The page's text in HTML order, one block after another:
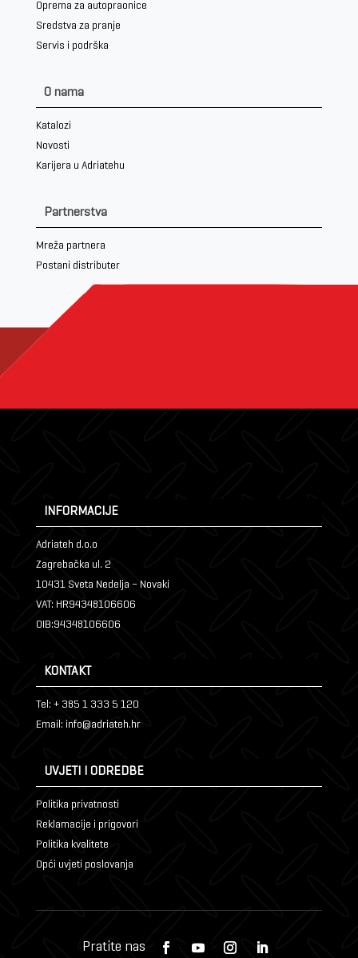
Oprema za autopraonice
Sredstva za pranje
Servis i podrška
O nama
Katalozi
Novosti
Karijera u Adriatehu
Partnerstva
Mreža partnera
Postani distributer
INFORMACIJE
Adriateh d.o.o
Zagrebačka ul. 2
10431 Sveta Nedelja – Novaki
VAT: HR94348106606
OIB:94348106606
KONTAKT
Tel: + 385 1 333 5 120
Email: info@adriateh.hr
UVJETI I ODREDBE
Politika privatnosti
Reklamacije i prigovori
Politika kvalitete
Opći uvjeti poslovanja